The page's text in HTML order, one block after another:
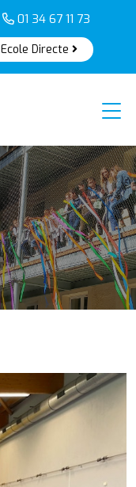
01 34 67 11 73
Ecole Directe